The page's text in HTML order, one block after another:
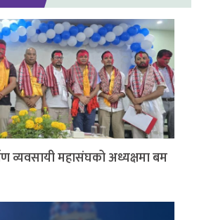
व्यवसायी महासंघको अध्यक्षमा बम